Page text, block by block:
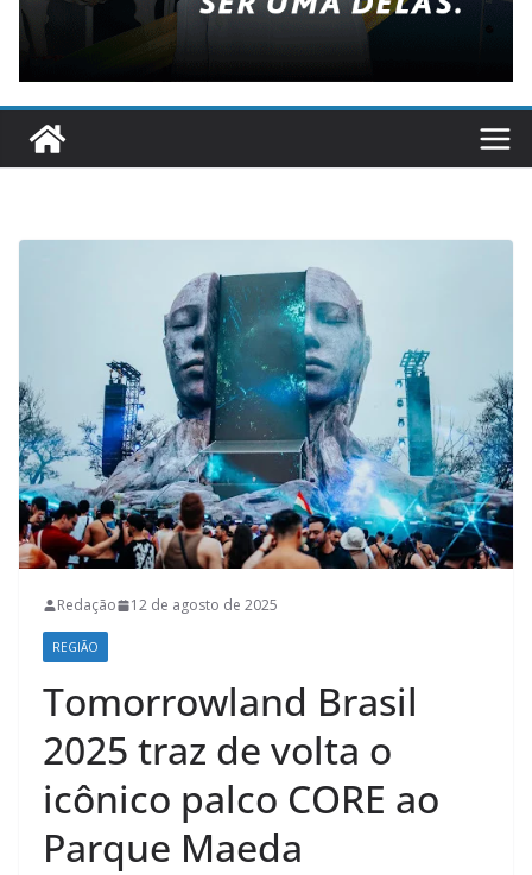
Redação 12 de agosto de 2025
REGIÃO
Tomorrowland Brasil
2025 traz de volta o
icônico palco CORE ao
Parque Maeda